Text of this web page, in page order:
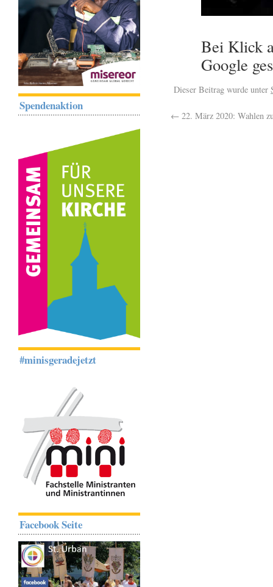
Bei Klick
Google
Dieser Beitrag wurde unter
← 22. März 2020: Wahlen
Spendenaktion
#minisgeradejetzt
Facebook Seite